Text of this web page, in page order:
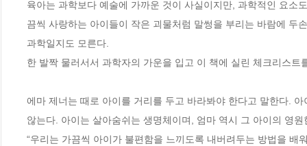
육아는 과학보다 예술에 가까운 것이 사실이지만, 과학적인 요소
끔씩 사랑하는 아이들이 작은 괴물처럼 말썽을 부리는 바람에 두
과학일지도 모른다.
한 발짝 물러서서 과학자의 가운을 입고 이 책에 실린 체크리스트
에마 제너는 때로 아이를 거리를 두고 바라봐야 한다고 말한다.
않는다. 아이는 살아숨쉬는 생명체이며, 엄마 역시 그 아이의 영
“우리는 가끔씩 아이가 불편함을 느끼도록 내버려두는 방법을